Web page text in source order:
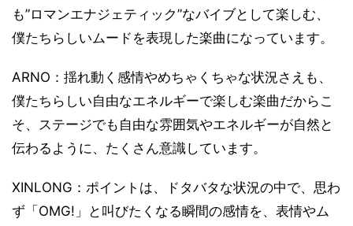
も”ロマンエナジェティック”なバイブとして楽しむ、
僕たちらしいムードを表現した楽曲になっています。
ARNO：揺れ動く感情やめちゃくちゃな状況さえも、
僕たちらしい自由なエネルギーで楽しむ楽曲だからこ
そ、ステージでも自由な雰囲気やエネルギーが自然と
伝わるように、たくさん意識しています。
XINLONG：ポイントは、ドタバタな状況の中で、思わ
ず「OMG!」と叫びたくなる瞬間の感情を、表情やム